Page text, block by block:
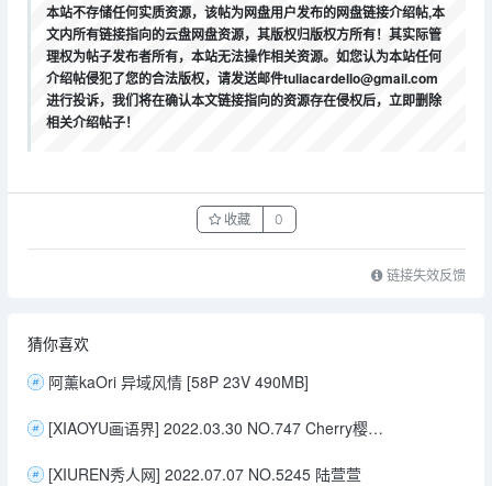
本站不存储任何实质资源，该帖为网盘用户发布的网盘链接介绍帖,本
文内所有链接指向的云盘网盘资源，其版权归版权方所有！其实际管
理权为帖子发布者所有，本站无法操作相关资源。如您认为本站任何
介绍帖侵犯了您的合法版权，请发送邮件tuliacardello@gmail.com
进行投诉，我们将在确认本文链接指向的资源存在侵权后，立即删除
相关介绍帖子！
收藏 0
链接失效反馈
猜你喜欢
阿薰kaOri 异域风情 [58P 23V 490MB]
[XIAOYU画语界] 2022.03.30 NO.747 Cherry樱桃酱 惠州旅拍
[XIUREN秀人网] 2022.07.07 NO.5245 陆萱萱